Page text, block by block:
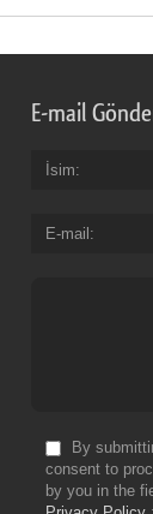
E-mail
İsim
E-mail
By
consent to
by you in the